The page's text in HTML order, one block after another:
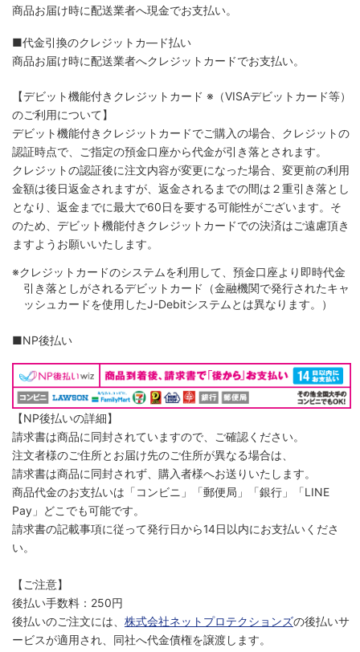
商品お届け時に配送業者へ現金でお支払い。
■代金引換のクレジットカ―ド払い
商品お届け時に配送業者へクレジットカードでお支払い。
【デビット機能付きクレジットカード ※（VISAデビットカード等）
のご利用について】
デビット機能付きクレジットカードでご購入の場合、クレジットの
認証時点で、ご指定の預金口座から代金が引き落とされます。
クレジットの認証後に注文内容が変更になった場合、変更前の利用
金額は後日返金されますが、返金されるまでの間は２重引き落とし
となり、返金までに最大で60日を要する可能性がございます。そ
のため、デビット機能付きクレジットカードでの決済はご遠慮頂き
ますようお願いいたします。
※クレジットカードのシステムを利用して、預金口座より即時代金
引き落としがされるデビットカード（金融機関で発行されたキャ
ッシュカードを使用したJ-Debitシステムとは異なります。）
■NP後払い
【NP後払いの詳細】
請求書は商品に同封されていますので、ご確認ください。
注文者様のご住所とお届け先のご住所が異なる場合は、
請求書は商品に同封されず、購入者様へお送りいたします。
商品代金のお支払いは「コンビニ」「郵便局」「銀行」「LINE
Pay」どこでも可能です。
請求書の記載事項に従って発行日から14日以内にお支払いくださ
い。
【ご注意】
後払い手数料：250円
後払いのご注文には、 株式会社ネットプロテクションズの後払いサ
ービスが適用され、同社へ代金債権を譲渡します。